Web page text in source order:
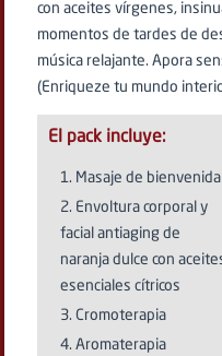
con aceites vírgenes,
momentos de tardes de
música relajante. Apora
(Enriqueze tu mundo
El pack incluye:
Masaje de bienvenida
Envoltura corporal y
facial antiaging de
naranja dulce con
esenciales cítricos
Cromoterapia
Aromaterapia